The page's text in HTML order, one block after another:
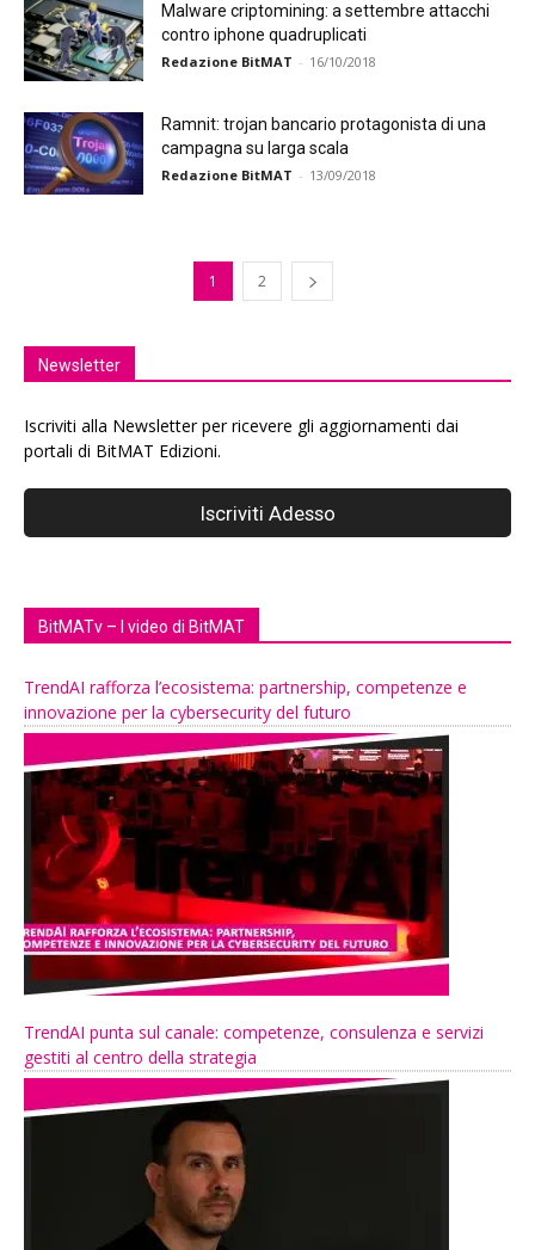
Malware criptomining: a settembre attacchi
contro iphone quadruplicati
Redazione BitMAT - 16/10/2018
Ramnit: trojan bancario protagonista di una
campagna su larga scala
Redazione BitMAT - 13/09/2018
1 2
Newsletter
Iscriviti alla Newsletter per ricevere gli aggiornamenti dai
portali di BitMAT Edizioni.
BitMATv – I video di BitMAT
TrendAI rafforza l’ecosistema: partnership, competenze e
innovazione per la cybersecurity del futuro
TrendAI punta sul canale: competenze, consulenza e servizi
gestiti al centro della strategia